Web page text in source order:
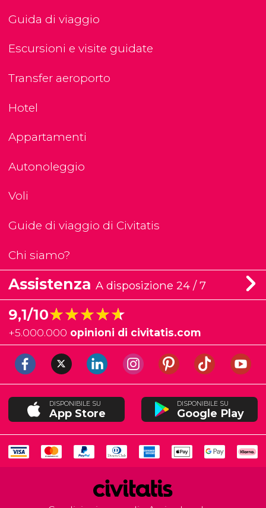
Guida di viaggio
Escursioni e visite guidate
Transfer aeroporto
Hotel
Appartamenti
Autonoleggio
Voli
Guide di viaggio di Civitatis
Chi siamo?
Assistenza A disposizione 24 / 7
9,1/10★★★★★
★★★★★
+5.000.000 opinioni di civitatis.com
DISPONIBILE SU
App Store
DISPONIBILE SU
Google Play